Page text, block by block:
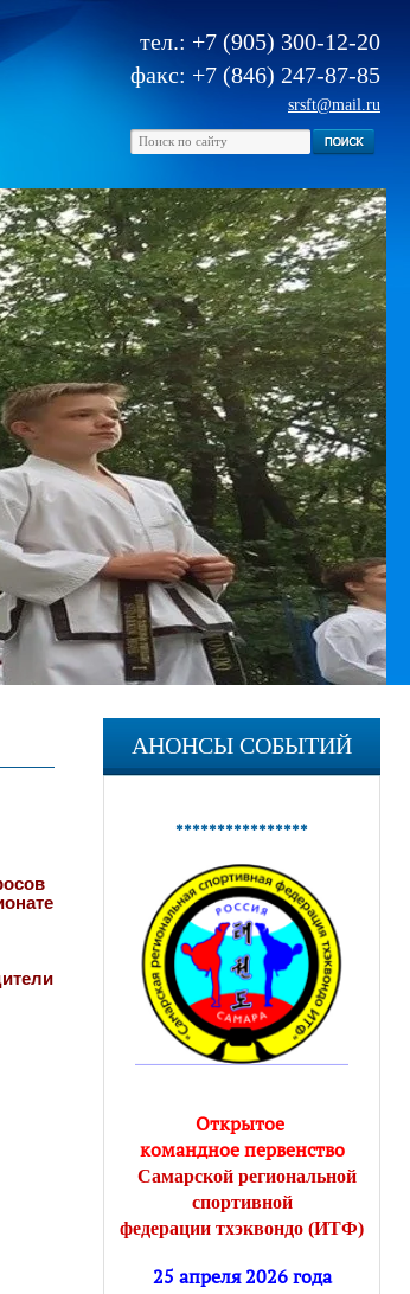
тел.: +7 (905) 300-12-20
факс: +7 (846) 247-87-85
srsft@mail.ru
АНОНСЫ СОБЫТИЙ
****************
Открытое
командноепервенство
Самарской региональной
спортивной
федерации тхэквондо (ИТФ)
25 апреля 2026 года